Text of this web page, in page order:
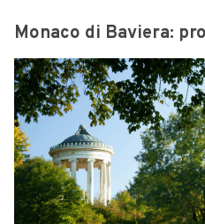
Monaco di Baviera: